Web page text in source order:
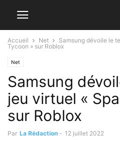
Accueil Net
Samsung dévoile le
Tycoon » sur Roblox
Net
Samsung
jeu virtuel «
sur Roblox
Par La Rédaction - 12 juillet 2022